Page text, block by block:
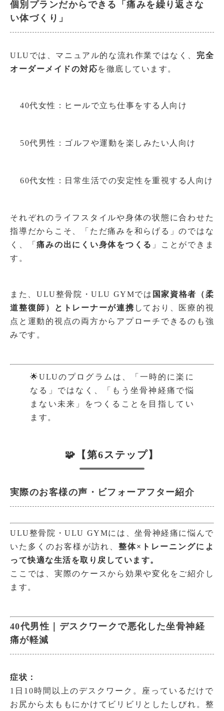
個別プランだからできる「痛みを繰り返さな
い体づくり」
ULUでは、マニュアル的な流れ作業ではなく、 完全
オーダーメイドの対応を徹底しています。
40代女性：ヒールで立ち仕事をする人向け
50代男性：ゴルフや運動を楽しみたい人向け
60代女性：日常生活での安定性を重視する人向け
それぞれのライフスタイルや身体の状態に合わせた
指導だからこそ、「ただ痛みを和らげる」のではな
く、「痛みの出にくい身体をつくる 」ことができま
す。
また、ULU整骨院・ULU GYMでは 国家資格者（柔
道整復師）とトレーナーが連携 しており、医療的視
点と運動的視点の両方からアプローチできるのも強
みです。
🌟ULUのプログラムは、「一時的に楽に
なる」ではなく、「もう坐骨神経痛で悩
まない未来」をつくることを目指してい
ます。
🧩【第6ステップ】
実際のお客様の声・ビフォーアフター紹介
ULU整骨院・ULU GYMには、坐骨神経痛に悩んで
いた多くのお客様が訪れ、 整体×トレーニングによ
って快適な生活を取り戻しています。
ここでは、実際のケースから効果や変化をご紹介し
ます。
40代男性｜デスクワークで悪化した坐骨神経
痛が軽減
症状：
1日10時間以上のデスクワーク。座っているだけで
お尻から太ももにかけてビリビリとしたしびれ。整